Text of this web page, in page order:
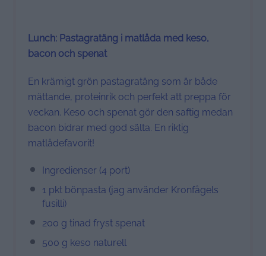
Lunch: Pastagratäng i matlåda med keso,
bacon och spenat
En krämigt grön pastagratäng som är både
mättande, proteinrik och perfekt att preppa för
veckan. Keso och spenat gör den saftig medan
bacon bidrar med god sälta. En riktig
matlådefavorit!
Ingredienser (4 port)
1 pkt bönpasta (jag använder Kronfågels
fusilli)
200 g tinad fryst spenat
500 g keso naturell